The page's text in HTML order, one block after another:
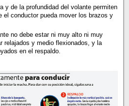
y de la profundidad del volante permiten
el conductor pueda mover los brazos y
no debe estar ni muy alto ni muy
relajados y medio flexionados, y la
en el respaldo.